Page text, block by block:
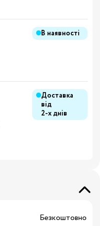
В наявності
Доставка
від
2-х днів
Безкоштовно